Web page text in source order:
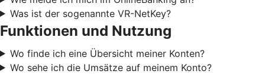
Was ist der sogenannte VR-NetKey?
Funktionen und Nutzung
Wo finde ich eine Übersicht meiner Konten?
Wo sehe ich die Umsätze auf meinem Konto?